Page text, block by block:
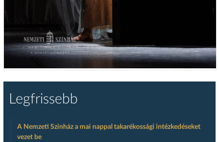
Legfrissebb
A Nemzeti Színház a mai nappal takarékossági intézkedéseket
vezet be